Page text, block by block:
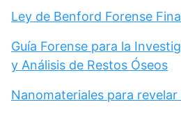
Ley de Benford Forense
Guía Forense para la
y Análisis de Restos Óseos
Nanomateriales para